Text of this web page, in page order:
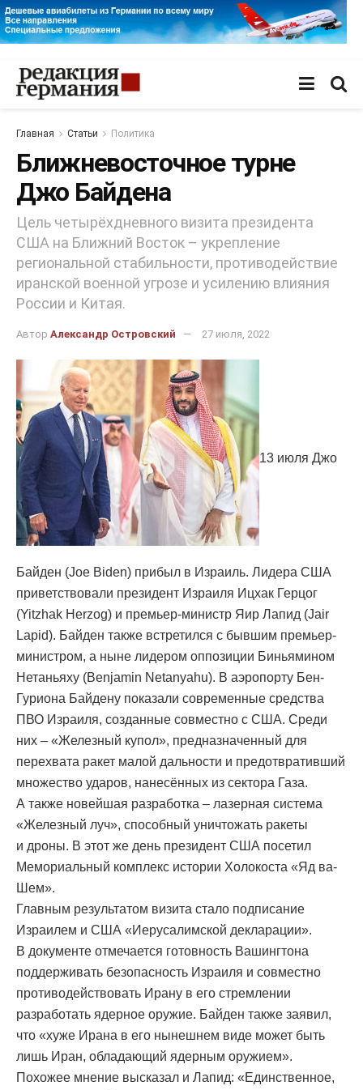
Главная Статьи Политика
Ближневосточное турне
Джо Байдена
Цель четырёхдневного визита президента
США на Ближний Восток – укрепление
региональной стабильности, противодействие
иранской военной угрозе и усилению влияния
России и Китая.
Автор Александр Островский 27 июля, 2022
13 июля Джо
Байден (Joe Biden) прибыл в Израиль. Лидера США
приветствовали президент Израиля Ицхак Герцог
(Yitzhak Herzog) и премьер-министр Яир Лапид (Jair
Lapid). Байден также встретился с бывшим премьер-
министром, а ныне лидером оппозиции Биньямином
Нетаньяху (Benjamin Netanyahu). В аэропорту Бен-
Гуриона Байдену показали современные средства
ПВО Израиля, созданные совместно с США. Среди
них – «Железный купол», предназначенный для
перехвата ракет малой дальности и предотвративший
множество ударов, нанесённых из сектора Газа.
А также новейшая разработка – лазерная система
«Железный луч», способный уничтожать ракеты
и дроны. В этот же день президент США посетил
Мемориальный комплекс истории Холокоста «Яд ва-
Шем».
Главным результатом визита стало подписание
Израилем и США «Иерусалимской декларации».
В документе отмечается готовность Вашингтона
поддерживать безопасность Израиля и совместно
противодействовать Ирану в его стремлении
разработать ядерное оружие. Байден также заявил,
что «хуже Ирана в его нынешнем виде может быть
лишь Иран, обладающий ядерным оружием».
Похожее мнение высказал и Лапид: «Единственное,